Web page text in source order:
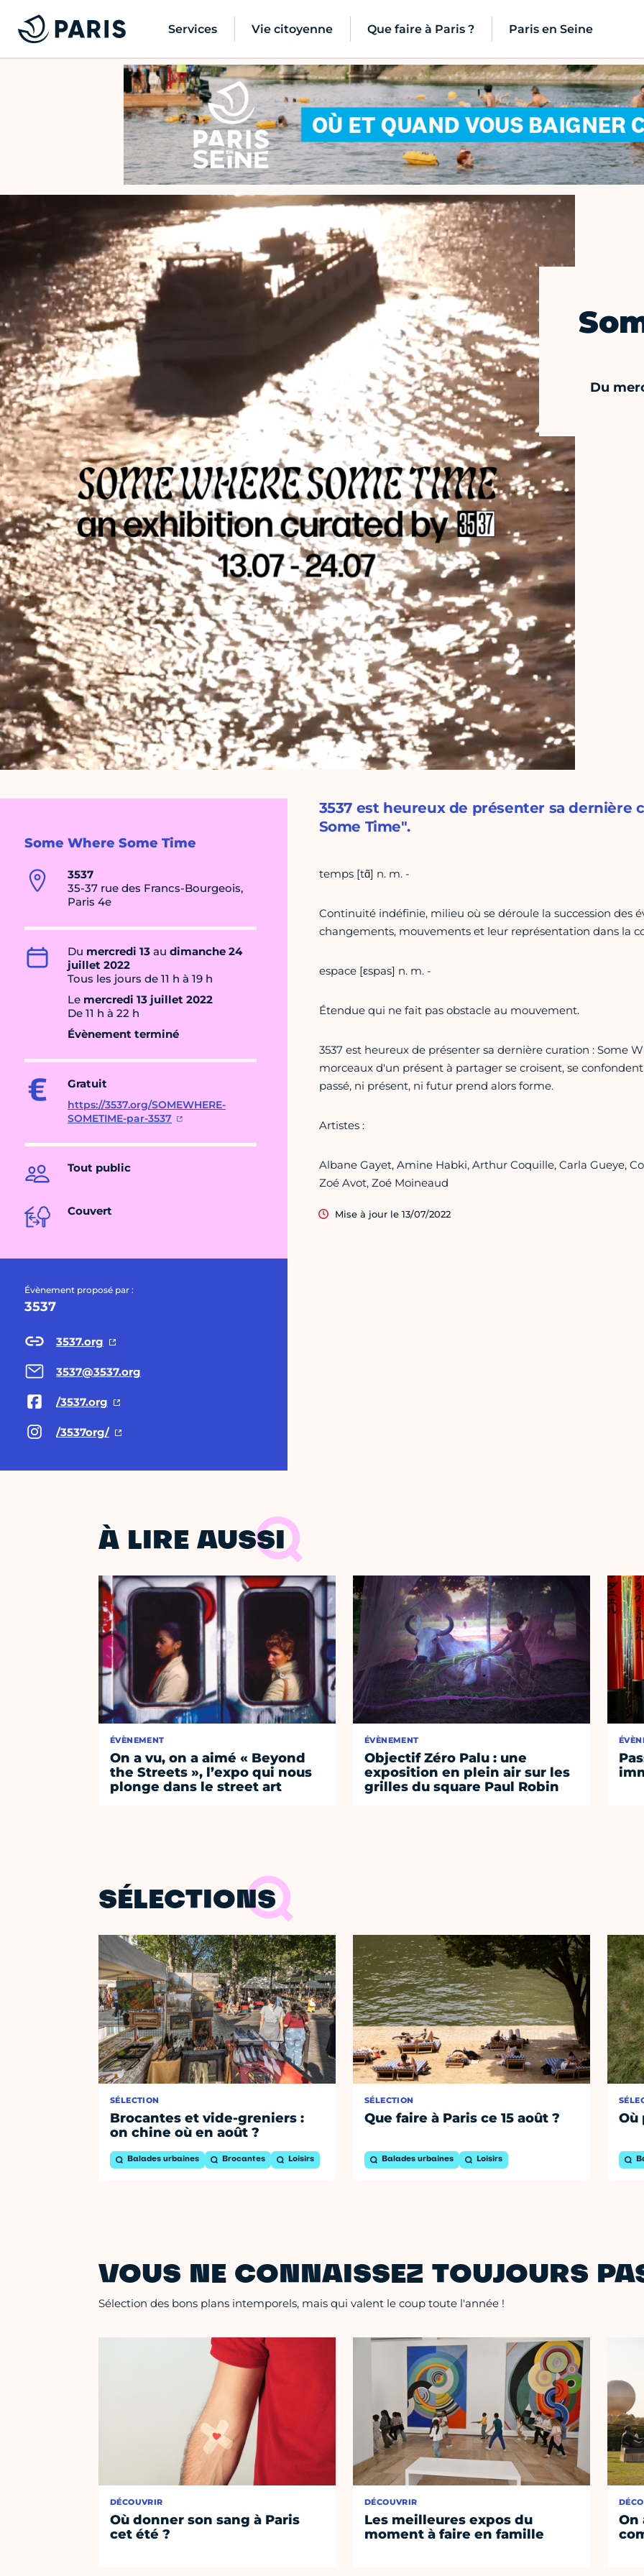
Services Vie citoyenne Que faire à Paris ? Paris en Seine
Du
Some Where Some Time
3537
35-37 rue des Francs-Bourgeois,
Paris 4e
Du mercredi 13 au dimanche 24
juillet 2022
Tous les jours de 11 h à 19 h
Le mercredi 13 juillet 2022
De 11 h à 22 h
Évènement terminé
Gratuit
https://3537.org/SOMEWHERE-
SOMETIME-par-3537
Tout public
Couvert
Évènement proposé par :
3537
3537.org
3537@3537.org
/3537.org
/3537org/
3537 est heureux de présenter sa dernière
Some Time".
temps [tɑ̃] n. m. -
Continuité indéfinie, milieu où se déroule la succession des
changements, mouvements et leur représentation dans la
espace [ɛspas] n. m. -
Étendue qui ne fait pas obstacle au mouvement.
3537 est heureux de présenter sa dernière curation : Some
morceaux d'un présent à partager se croisent, se
passé, ni présent, ni futur prend alors forme.
Artistes :
Albane Gayet, Amine Habki, Arthur Coquille, Carla Gueye,
Zoé Avot, Zoé Moineaud
Mise à jour le 13/07/2022
À LIRE AUSSI
ÉVÈNEMENT
On a vu, on a aimé « Beyond
the Streets », l’expo qui nous
plonge dans le street art
ÉVÈNEMENT
Objectif Zéro Palu : une
exposition en plein air sur les
grilles du square Paul Robin
SÉLECTIONS
SÉLECTION
Brocantes et vide-greniers :
on chine où en août ?
Balades urbaines Brocantes Loisirs
SÉLECTION
Que faire à Paris ce 15 août ?
Balades urbaines Loisirs
Où
VOUS NE CONNAISSEZ TOUJOURS
Sélection des bons plans intemporels, mais qui valent le coup toute l'année !
DÉCOUVRIR
Où donner son sang à Paris
cet été ?
DÉCOUVRIR
Les meilleures expos du
moment à faire en famille
On